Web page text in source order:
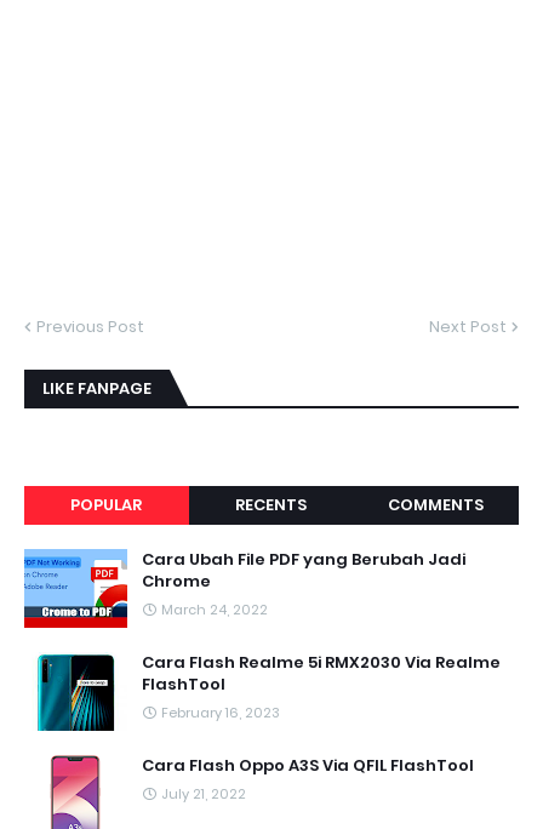
Previous Post Next Post
LIKE FANPAGE
POPULAR RECENTS COMMENTS
Cara Ubah File PDF yang Berubah Jadi
Chrome
March 24, 2022
Cara Flash Realme 5i RMX2030 Via Realme
FlashTool
February 16, 2023
Cara Flash Oppo A3S Via QFIL FlashTool
July 21, 2022